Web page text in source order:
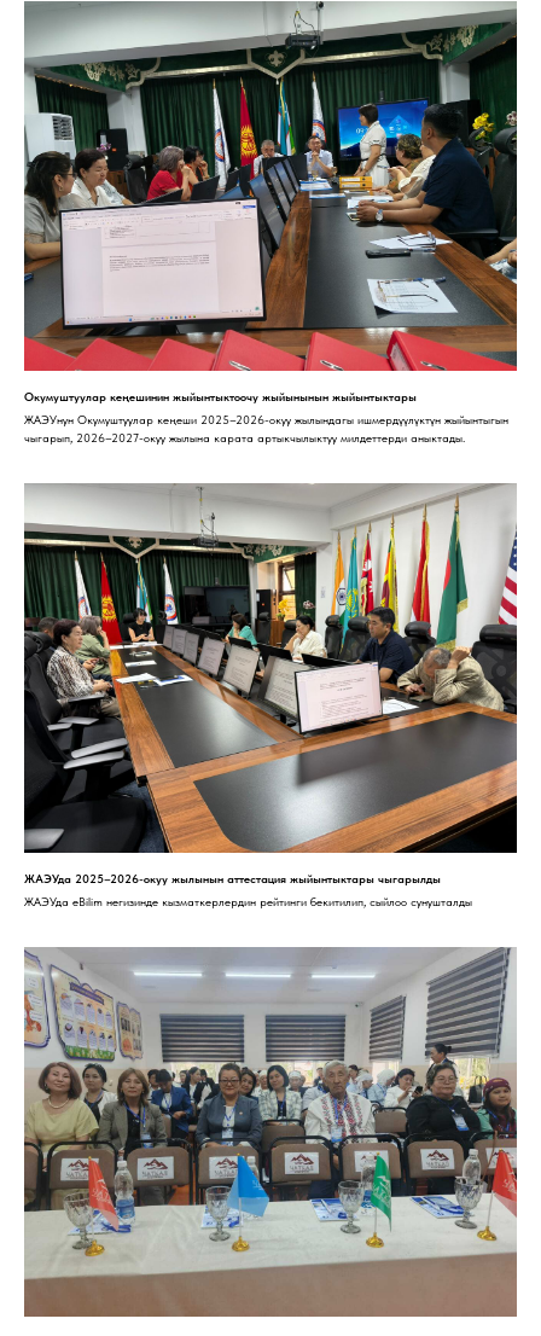
Окумуштуулар кеңешинин жыйынтыктоочу жыйынынын жыйынтыктары
ЖАЭУнун Окумуштуулар кеңеши 2025–2026-окуу жылындагы ишмердүүлүктүн жыйынтыгын
чыгарып, 2026–2027-окуу жылына карата артыкчылыктуу милдеттерди аныктады.
ЖАЭУда 2025–2026-окуу жылынын аттестация жыйынтыктары чыгарылды
ЖАЭУда eBilim негизинде кызматкерлердин рейтинги бекитилип, сыйлоо сунушталды